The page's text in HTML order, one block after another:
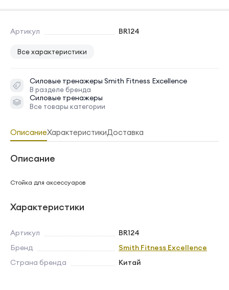
Артикул BR124
Все характеристики
Силовые тренажеры Smith Fitness Excellence
В разделе бренда
Силовые тренажеры
Все товары категории
ОписаниеХарактеристикиДоставка
Описание
Стойка для аксессуаров
Характеристики
Артикул
BR124
Бренд
Smith Fitness Excellence
Страна бренда
Китай